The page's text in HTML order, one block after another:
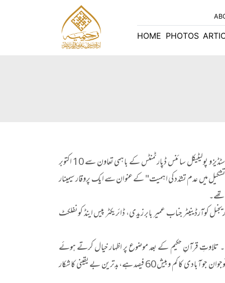
HOME PHOTOS
ادارہ رحیمیہ علوم قرآنیہ (ٹرسٹ) لاہور اور پشاور یونیورسٹی کے انسٹیٹیوٹ آف پیس اینڈ کونفلکٹ سٹڈیز و پولیٹیکل سائنس ڈپارٹمنٹس کے باہمی تعاون سے 10 اکتوبر
تشکیل میں عدم تشدّد کی اہمیت" کے عنوان سے ایک پروقار سیمینار
تھے۔
کوآرڈینیٹر جناب عمیر بابر زیدی، ڈائریکٹر پیس اینڈ کونفلکٹ
تلاوتِ قرآنِ حکیم کے بعد موضوع پر اظہار خیال کرتے ہوئے
مہمان مقرر نے فرمایا کہ ”آج پاکستانی سماج میں بے چینی اور بے اطمینانی کا دور دورہ ہے، خصوصاً نوجوان جو آبادی کا کم وبیش 60 فیصد ہے،بدترین بے یقینی کا شکار